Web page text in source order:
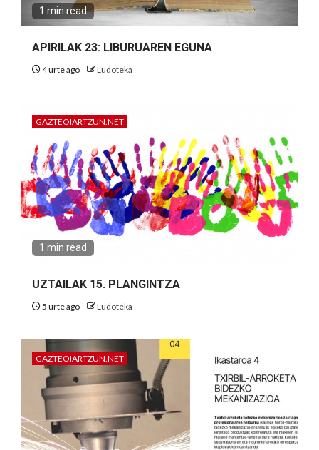
1 min read
APIRILAK 23: LIBURUAREN EGUNA
4 urte ago Ludoteka
GAZTEOIARTZUN.NET
1 min read
UZTAILAK 15. PLANGINTZA
5 urte ago Ludoteka
GAZTEOIARTZUN.NET